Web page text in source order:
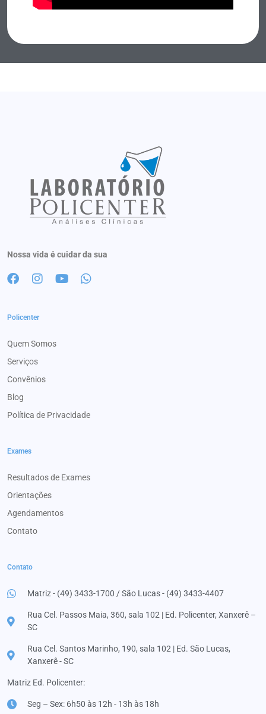
Nossa vida é cuidar da sua
Policenter
Quem Somos
Serviços
Convênios
Blog
Política de Privacidade
Exames
Resultados de Exames
Orientações
Agendamentos
Contato
Contato
Matriz - (49) 3433-1700 / São Lucas - (49) 3433-4407
Rua Cel. Passos Maia, 360, sala 102 | Ed. Policenter, Xanxerê –
SC
Rua Cel. Santos Marinho, 190, sala 102 | Ed. São Lucas,
Xanxerê - SC
Matriz Ed. Policenter:
Seg – Sex: 6h50 às 12h - 13h às 18h